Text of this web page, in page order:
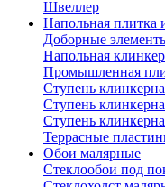
Швеллер
Напольная плитка
Доборные
Напольная
Промышленная
Ступень
Ступень
Ступень
Террасные
Обои малярные
Стеклообои под